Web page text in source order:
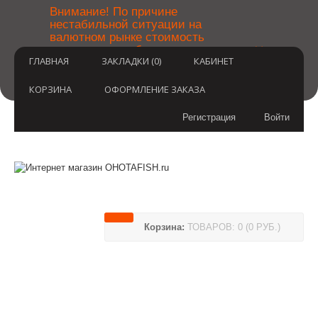
Внимание! По причине
нестабильной ситуации на
валютном рынке стоимость
товаров может быть уточнена
после оформления заказа.
неудобства.
×
ГЛАВНАЯ ЗАКЛАДКИ (0) КАБИНЕТ
КОРЗИНА ОФОРМЛЕНИЕ ЗАКАЗА
Войти
Регистрация
Корзина: ТОВАРОВ: 0 (0 РУБ.)